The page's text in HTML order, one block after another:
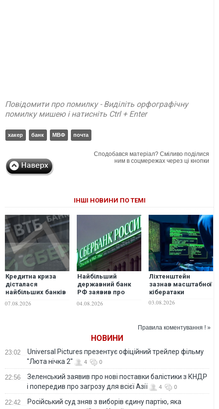
Повідомити про помилку - Виділіть орфографічну
помилку мишею і натисніть Ctrl + Enter
хакер банк МВФ почта
Сподобався матеріал? Сміливо поділися
ним в соцмережах через ці кнопки
ІНШІ НОВИНИ ПО ТЕМІ
Кредитна криза
дісталася
найбільших банків
07.08.2026
Найбільший
державний банк
РФ заявив про
бізнесу в країні
04.08.2026
Ліхтенштейн
зазнав масштабної
кібератаки
03.08.2026
Правила коментування ! »
НОВИНИ
23:02
Universal Pictures презентує офіційний трейлер фільму
"Люта нічка 2"
4 0
22:56
Зеленський заявив про нові поставки балістики з КНДР
і попередив про загрозу для всієї Азії
4 0
22:42
Російський суд зняв з виборів єдину партію, яка